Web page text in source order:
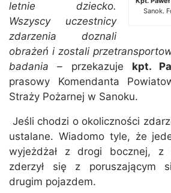
Sanok.
letnie dziecko.
Wszyscy uczestnicy
zdarzenia doznali
obrażeń i zostali
badania – przekazuje kpt.
prasowy Komendanta
Straży Pożarnej w Sanoku.
Jeśli chodzi o okoliczności
ustalane. Wiadomo tyle, że
wyjeżdżał z drogi bocznej, z
zderzył się z poruszającym
drugim pojazdem.